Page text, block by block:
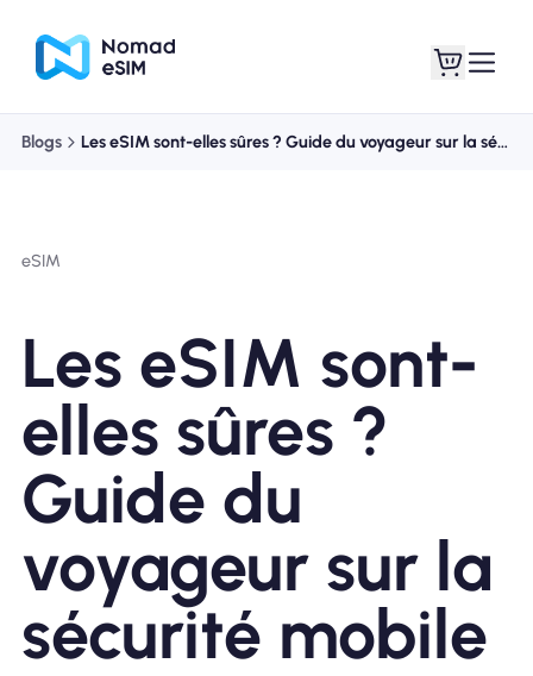
Forfaits
À propos de l'eSIM
Pourquoi Nomad eSIM
Blogs Les eSIM sont-elles sûres ? Guide du voyageur sur la sécurité mobile
eSIM
Les eSIM sont-
elles sûres ?
Guide du
voyageur sur la
sécurité mobile